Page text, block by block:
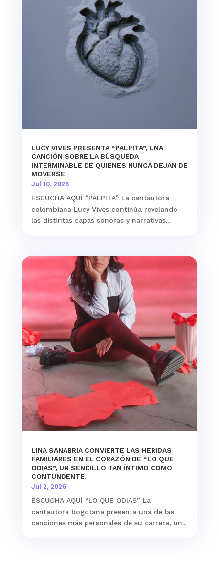
LUCY VIVES PRESENTA “PALPITA”, UNA
CANCIÓN SOBRE LA BÚSQUEDA
INTERMINABLE DE QUIENES NUNCA DEJAN DE
MOVERSE.
Jul 10, 2026
ESCUCHA AQUÍ “PALPITA” La cantautora
colombiana Lucy Vives continúa revelando
las distintas capas sonoras y narrativas...
LINA SANABRIA CONVIERTE LAS HERIDAS
FAMILIARES EN EL CORAZÓN DE “LO QUE
ODIAS”, UN SENCILLO TAN ÍNTIMO COMO
CONTUNDENTE.
Jul 2, 2026
ESCUCHA AQUÍ “LO QUE ODIAS” La
cantautora bogotana presenta una de las
canciones más personales de su carrera, un...